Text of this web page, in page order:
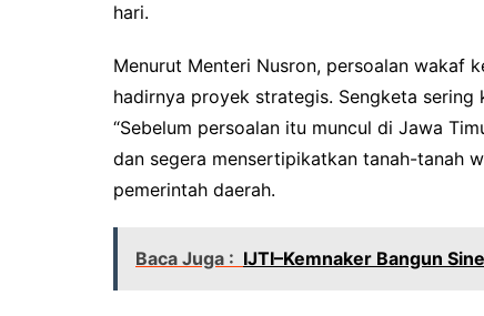
hari.
Menurut Menteri Nusron, persoalan wakaf
hadirnya proyek strategis. Sengketa
“Sebelum persoalan itu muncul di Jawa
dan segera mensertipikatkan tanah-tanah
pemerintah daerah.
Baca Juga : IJTI–Kemnaker Bangun